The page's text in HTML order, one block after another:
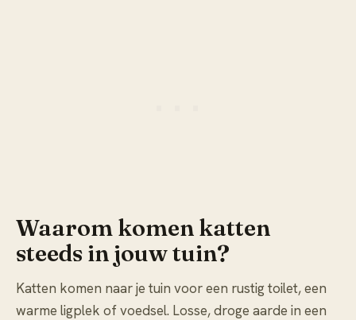
Waarom komen katten
steeds in jouw tuin?
Katten komen naar je tuin voor een rustig toilet, een
warme ligplek of voedsel. Losse, droge aarde in een